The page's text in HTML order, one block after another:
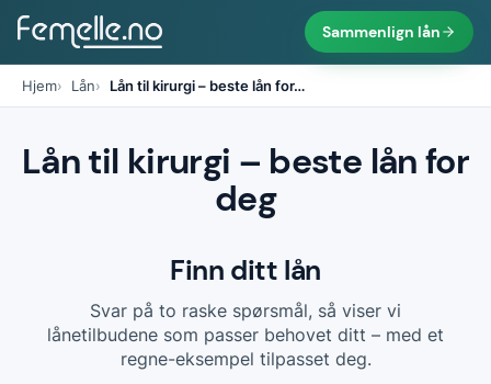
Sammenlign lån
Hjem Lån Lån til kirurgi – beste lån for…
Lån til kirurgi – beste lån for
deg
Finn ditt lån
Svar på to raske spørsmål, så viser vi
lånetilbudene som passer behovet ditt – med et
regne-eksempel tilpasset deg.